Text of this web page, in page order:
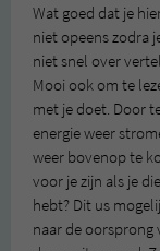
Wat goed dat je
niet opeens zodra
niet snel over
Mooi ook om te
met je doet. Door
energie weer
weer bovenop te
voor je zijn als je
hebt? Dit us
naar de oorsprong